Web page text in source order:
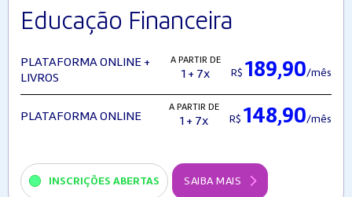
Educação Financeira
PLATAFORMA ONLINE +
LIVROS
A PARTIR DE
1 + 7x R$ 189,90/mês
PLATAFORMA ONLINE
A PARTIR DE
1 + 7x R$ 148,90/mês
INSCRIÇÕES ABERTAS SAIBA MAIS